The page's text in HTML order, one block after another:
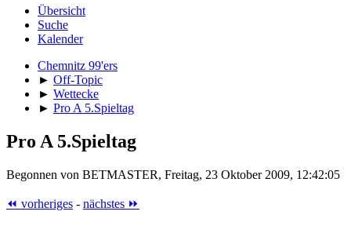
Übersicht
Suche
Kalender
Chemnitz 99'ers
► Off-Topic
► Wettecke
► Pro A 5.Spieltag
Pro A 5.Spieltag
Begonnen von BETMASTER, Freitag, 23 Oktober 2009, 12:42:05
⏪ vorheriges - nächstes ⏩